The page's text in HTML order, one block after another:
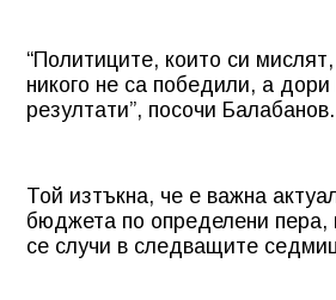
“Политиците, които си
никого не са победили, а
резултати”, посочи Балабанов.
Той изтъкна, че е важна
бюджета по определени пера,
се случи в следващите